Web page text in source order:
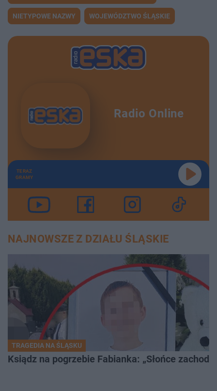
NIETYPOWE NAZWY WOJEWÓDZTWO ŚLĄSKIE
Radio Online
TERAZ
GRAMY
NAJNOWSZE Z DZIAŁU ŚLĄSKIE
TRAGEDIA NA ŚLĄSKU
Ksiądz na pogrzebie Fabianka: „Słońce